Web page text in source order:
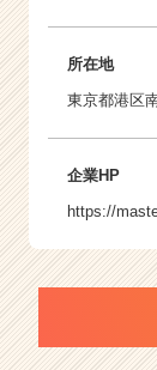
所在地
東京都港区
企業HP
https://